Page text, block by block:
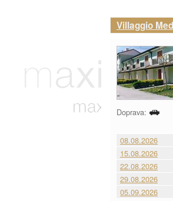
Villaggio
Doprava:
08.08.2026
15.08.2026
22.08.2026
29.08.2026
05.09.2026